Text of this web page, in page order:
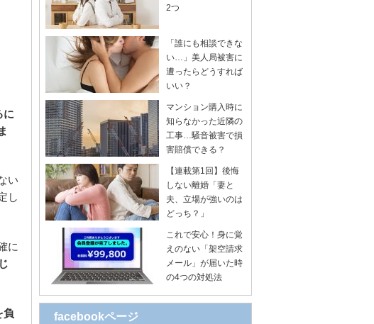
に
い
し
に
負
2つ
「誰にも相談できな
い…」美人局被害に
遭ったらどうすれば
いい？
マンション購入時に
知らなかった近隣の
工事…騒音被害で損
害賠償できる？
【連載第1回】後悔
しない離婚「妻と
夫、立場が強いのは
どっち？」
これで安心！身に覚
えのない「架空請求
メール」が届いた時
の4つの対処法
facebookページ